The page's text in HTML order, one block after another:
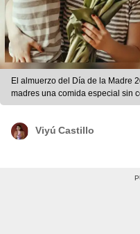
El almuerzo del Día de la Madre
madres una comida especial sin
LR/Andina | Foto: Composición
Viyú Castillo